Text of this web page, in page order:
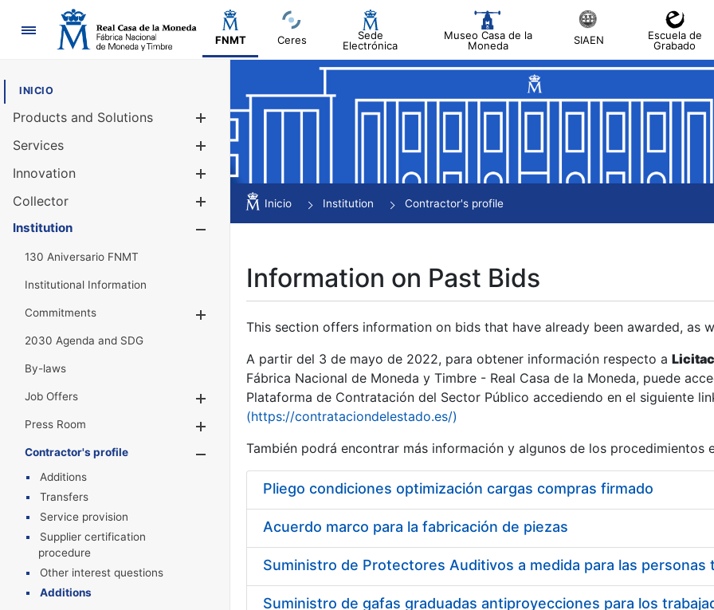
Navigation
FNMT Ceres
Sede
Electrónica
Museo Casa de la
Moneda
SIAEN
Escuela de
Grabado
INICIO
Products and Solutions
Services
Innovation
Collector
Show/Hide
Institution
130 Aniversario FNMT
Institutional Information
Commitments
2030 Agenda and SDG
By-laws
Job Offers
Show/Hide
Press Room
Show/Hide
Contractor's profile
Show/Hide
Additions
Transfers
Service provision
Supplier certification
procedure
Other interest questions
Additions
Inicio Institution Contractor's profile
Information on Past Bids
This section offers information on bids that have already been awarded, as
A partir del 3 de mayo de 2022, para obtener información respecto a
Fábrica Nacional de Moneda y Timbre - Real Casa de la Moneda, puede
Plataforma de Contratación del Sector Público accediendo en el siguiente
(https://contrataciondelestado.es/)
También podrá encontrar más información y algunos de los procedimientos
Pliego condiciones optimización cargas compras firmado
Acuerdo marco para la fabricación de piezas